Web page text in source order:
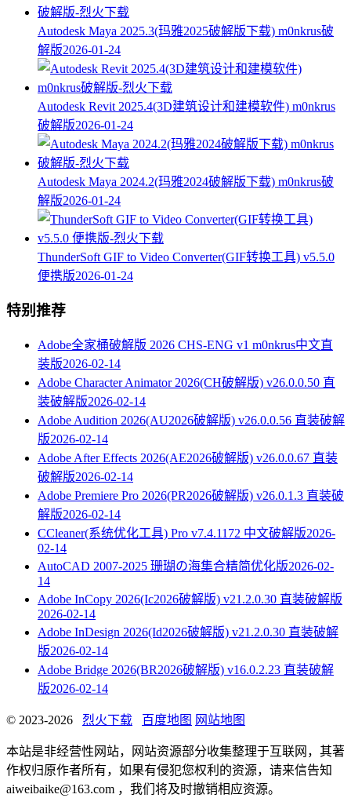
Autodesk Maya 2025.3(玛雅2025破解版下载) m0nkrus破
解版2026-01-24
Autodesk Revit 2025.4(3D建筑设计和建模软件) m0nkrus
破解版2026-01-24
Autodesk Maya 2024.2(玛雅2024破解版下载) m0nkrus破
解版2026-01-24
ThunderSoft GIF to Video Converter(GIF转换工具) v5.5.0
便携版2026-01-24
特别推荐
Adobe全家桶破解版 2026 CHS-ENG v1 m0nkrus中文直
装版2026-02-14
Adobe Character Animator 2026(CH破解版) v26.0.0.50 直
装破解版2026-02-14
Adobe Audition 2026(AU2026破解版) v26.0.0.56 直装破解
版2026-02-14
Adobe After Effects 2026(AE2026破解版) v26.0.0.67 直装
破解版2026-02-14
Adobe Premiere Pro 2026(PR2026破解版) v26.0.1.3 直装破
解版2026-02-14
CCleaner(系统优化工具) Pro v7.4.1172 中文破解版2026-
02-14
AutoCAD 2007-2025 珊瑚の海集合精简优化版2026-02-
14
Adobe InCopy 2026(Ic2026破解版) v21.2.0.30 直装破解版
2026-02-14
Adobe InDesign 2026(Id2026破解版) v21.2.0.30 直装破解
版2026-02-14
Adobe Bridge 2026(BR2026破解版) v16.0.2.23 直装破解
版2026-02-14
© 2023-2026 烈火下载 百度地图 网站地图
本站是非经营性网站，网站资源部分收集整理于互联网，其著
作权归原作者所有，如果有侵犯您权利的资源，请来信告知
aiweibaike@163.com ，我们将及时撤销相应资源。